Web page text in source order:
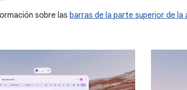
sobre las barras de la parte superior de la